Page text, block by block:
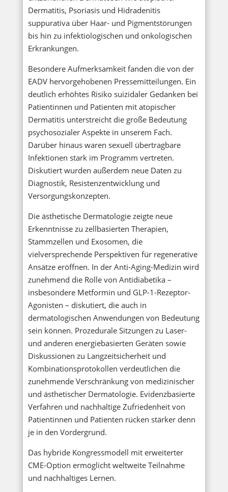
Dermatitis, Psoriasis und Hidradenitis
suppurativa über Haar- und Pigmentstörungen
bis hin zu infektiologischen und onkologischen
Erkrankungen.
Besondere Aufmerksamkeit fanden die von der
EADV hervorgehobenen Pressemitteilungen. Ein
deutlich erhöhtes Risiko suizidaler Gedanken bei
Patientinnen und Patienten mit atopischer
Dermatitis unterstreicht die große Bedeutung
psychosozialer Aspekte in unserem Fach.
Darüber hinaus waren sexuell übertragbare
Infektionen stark im Programm vertreten.
Diskutiert wurden außerdem neue Daten zu
Diagnostik, Resistenzentwicklung und
Versorgungskonzepten.
Die ästhetische Dermatologie zeigte neue
Erkenntnisse zu zellbasierten Therapien,
Stammzellen und Exosomen, die
vielversprechende Perspektiven für regenerative
Ansätze eröffnen. In der Anti-Aging-Medizin wird
zunehmend die Rolle von Antidiabetika –
insbesondere Metformin und GLP-1-Rezeptor-
Agonisten – diskutiert, die auch in
dermatologischen Anwendungen von Bedeutung
sein können. Prozedurale Sitzungen zu Laser-
und anderen energiebasierten Geräten sowie
Diskussionen zu Langzeitsicherheit und
Kombinationsprotokollen verdeutlichen die
zunehmende Verschränkung von medizinischer
und ästhetischer Dermatologie. Evidenzbasierte
Verfahren und nachhaltige Zufriedenheit von
Patientinnen und Patienten rücken stärker denn
je in den Vordergrund.
Das hybride Kongressmodell mit erweiterter
CME-Option ermöglicht weltweite Teilnahme
und nachhaltiges Lernen.